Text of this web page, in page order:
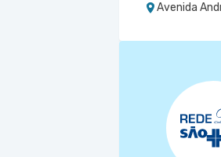
Avenida